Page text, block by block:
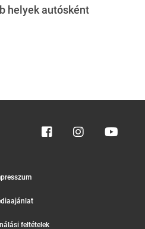
helyek autósként
feltételek